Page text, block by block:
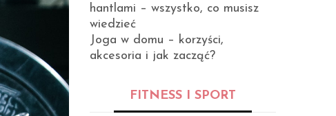
hantlami – wszystko, co musisz
wiedzieć
Joga w domu – korzyści,
akcesoria i jak zacząć?
FITNESS I SPORT